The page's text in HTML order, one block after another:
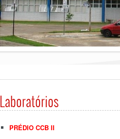
Laboratórios
PRÉDIO CCB II